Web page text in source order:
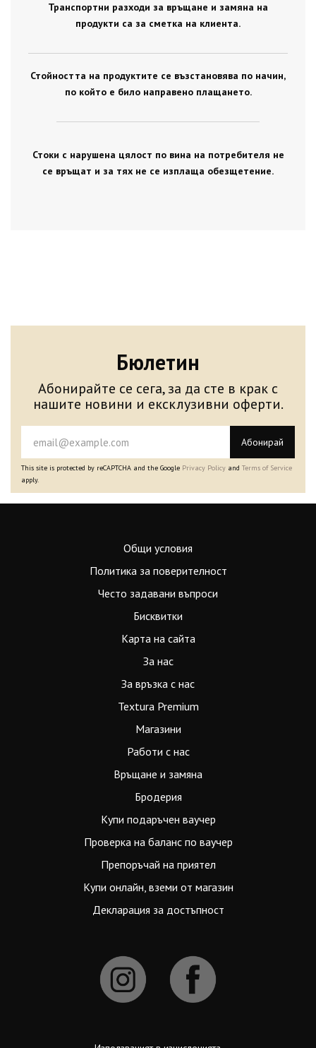
Транспортни разходи за връщане и замяна на
продукти са за сметка на клиента.
Стойността на продуктите се възстановява по начин,
по който е било направено плащането.
Стоки с нарушена цялост по вина на потребителя не
се връщат и за тях не се изплаща обезщетение.
Бюлетин
Абонирайте се сега, за да сте в крак с
нашите новини и ексклузивни оферти.
Абонирай
This site is protected by reCAPTCHA and the Google Privacy Policy and Terms of Service
apply.
Общи условия
Политика за поверителност
Често задавани въпроси
Бисквитки
Карта на сайта
За нас
За връзка с нас
Textura Premium
Магазини
Работи с нас
Връщане и замяна
Бродерия
Купи подаръчен ваучер
Проверка на баланс по ваучер
Препоръчай на приятел
Купи онлайн, вземи от магазин
Декларация за достъпност